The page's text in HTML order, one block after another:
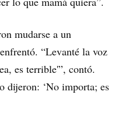
mudarse a un
“Levanté la voz
es terrible'”, contó.
dijeron: ‘No importa; es